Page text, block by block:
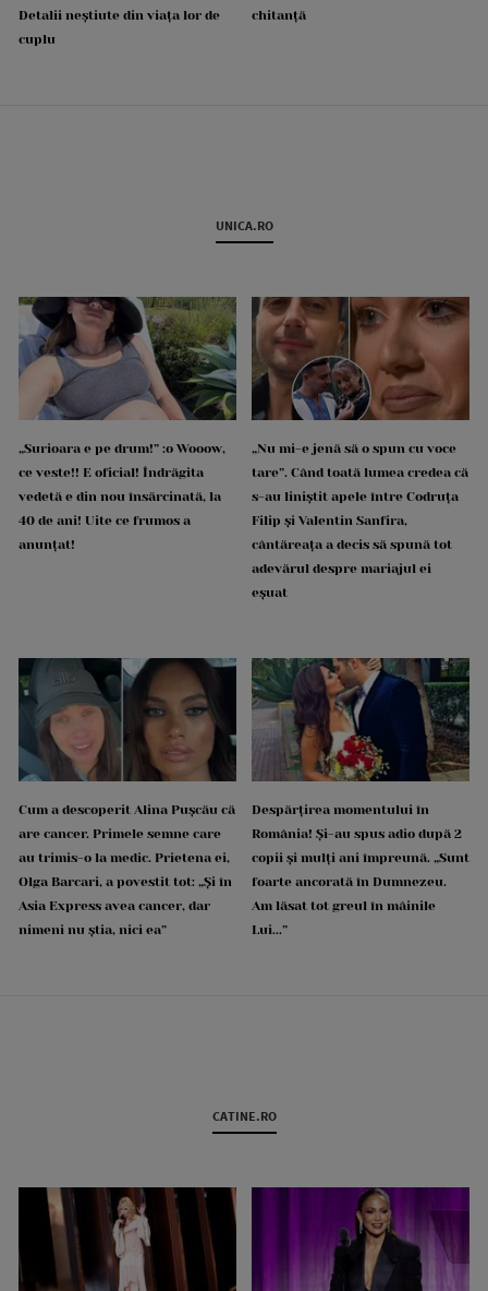
Detalii neștiute din viața lor de
cuplu
chitanță
UNICA.RO
„Surioara e pe drum!” :o Wooow,
ce veste!! E oficial! Îndrăgita
vedetă e din nou însărcinată, la
40 de ani! Uite ce frumos a
anunțat!
„Nu mi-e jenă să o spun cu voce
tare”. Când toată lumea credea că
s-au liniștit apele între Codruța
Filip și Valentin Sanfira,
cântăreața a decis să spună tot
adevărul despre mariajul ei
eșuat
Cum a descoperit Alina Pușcău că
are cancer. Primele semne care
au trimis-o la medic. Prietena ei,
Olga Barcari, a povestit tot: „Și în
Asia Express avea cancer, dar
nimeni nu știa, nici ea”
Despărțirea momentului în
România! Și-au spus adio după 2
copii și mulți ani împreună. „Sunt
foarte ancorată în Dumnezeu.
Am lăsat tot greul în mâinile
Lui...”
CATINE.RO